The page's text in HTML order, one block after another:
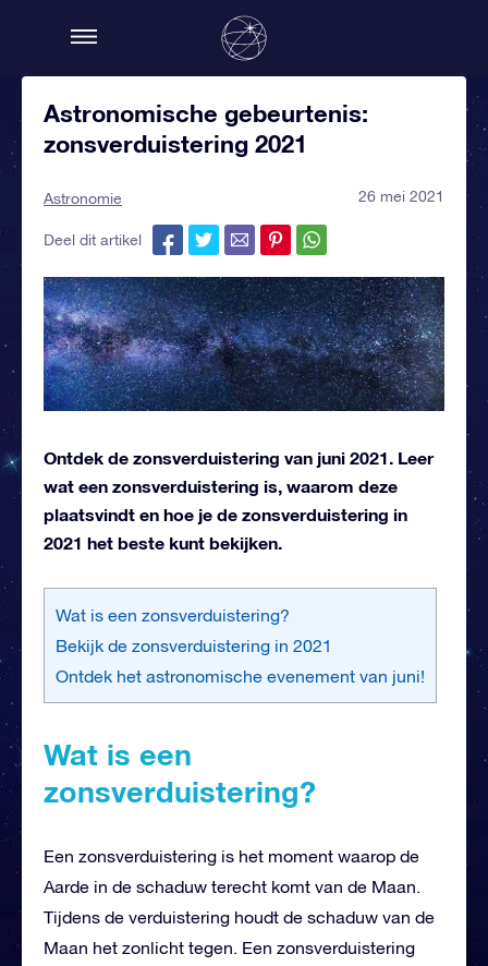
Astronomische gebeurtenis:
zonsverduistering 2021
Astronomie 26 mei 2021
Deel dit artikel
Ontdek de zonsverduistering van juni 2021. Leer
wat een zonsverduistering is, waarom deze
plaatsvindt en hoe je de zonsverduistering in
2021 het beste kunt bekijken.
Wat is een zonsverduistering?
Bekijk de zonsverduistering in 2021
Ontdek het astronomische evenement van juni!
Wat is een
zonsverduistering?
Een zonsverduistering is het moment waarop de
Aarde in de schaduw terecht komt van de Maan.
Tijdens de verduistering houdt de schaduw van de
Maan het zonlicht tegen. Een zonsverduistering